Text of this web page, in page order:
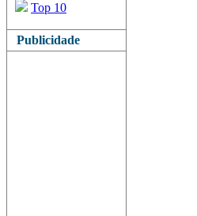
Top 10
Publicidade